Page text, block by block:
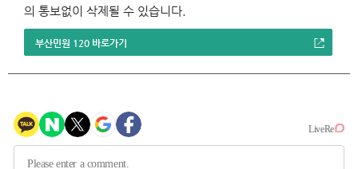
의 통보없이 삭제될 수 있습니다.
부산민원 120 바로가기